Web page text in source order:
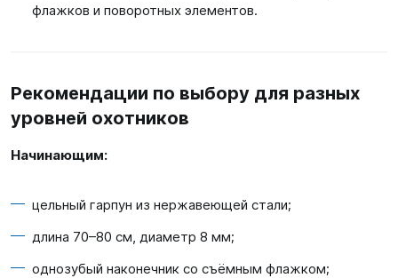
флажков и поворотных элементов.
Рекомендации по выбору для разных
уровней охотников
Начинающим:
цельный гарпун из нержавеющей стали;
длина 70–80 см, диаметр 8 мм;
однозубый наконечник со съёмным флажком;